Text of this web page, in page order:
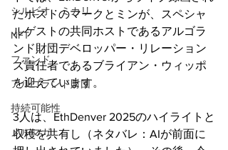
シルビオ・ミカリ
NFT
ファンド
アルゴランド財団
持続可能性
メルマガ
たホストのマークとミンが、スペシャ
ルゲストの共同ホストであるアルゴラ
ンド財団デベロッパー・リレーション
ズ責任者であるブライアン・ウィッポ
を迎えています。
3人は、EthDenver 2025のハイライトと
収穫を共有し（ネタバレ：AIが前面に